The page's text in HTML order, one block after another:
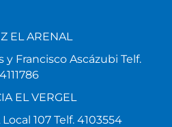
EL ARENAL
y Francisco Ascázubi Telf.
4111786
EL VERGEL
Local 107 Telf. 4103554